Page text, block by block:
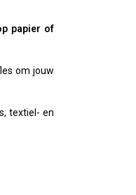
papier of
om jouw
textiel- en